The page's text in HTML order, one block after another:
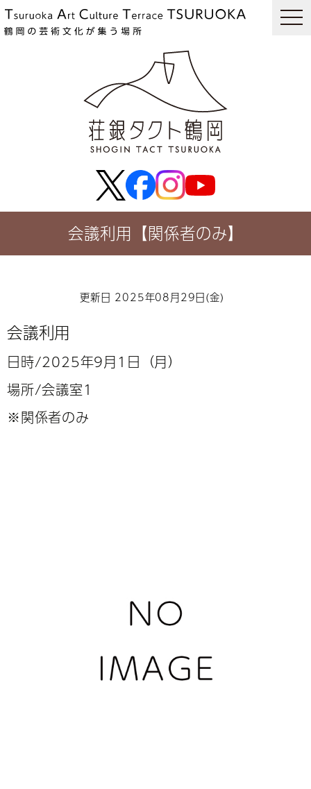
会議利用【関係者のみ】
更新日 2025年08月29日(金)
会議利用
日時/2025年9月1日（月）
場所/会議室1
※関係者のみ